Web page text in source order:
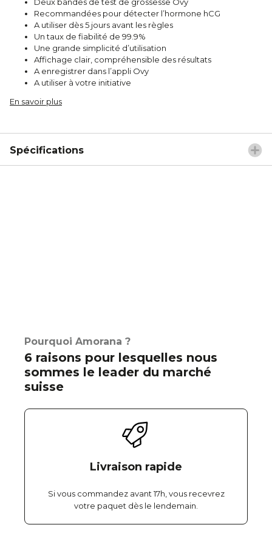
Recommandées pour détecter l’hormone hCG
A utiliser dès 5 jours avant les règles
Un taux de fiabilité de 99.9%
Une grande simplicité d’utilisation
Affichage clair, compréhensible des résultats
A enregistrer dans l’appli Ovy
A utiliser à votre initiative
En savoir plus
Spécifications
Pourquoi Amorana ?
6 raisons pour lesquelles nous
sommes le leader du marché
suisse
Livraison rapide
Si vous commandez avant 17h, vous recevrez
votre paquet dès le lendemain.